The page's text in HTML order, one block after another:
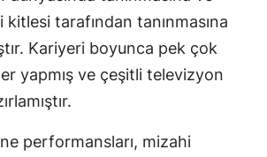
Kocaeli
tarafından tanınmasına
Kariyeri boyunca pek çok
yapmış ve çeşitli televizyon
performansları, mizahi